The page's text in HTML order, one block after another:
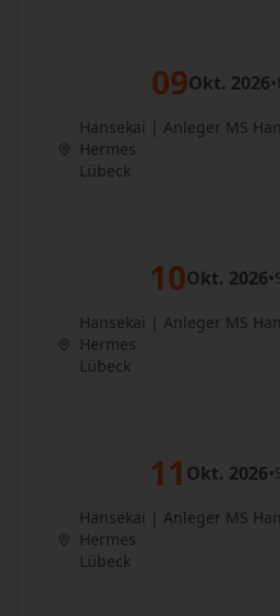
09Okt. 2026•
Hansekai | Anleger MS
Hermes
Lübeck
10Okt. 2026•
Hansekai | Anleger MS
Hermes
Lübeck
11 Okt. 2026•
Hansekai | Anleger MS
Hermes
Lübeck